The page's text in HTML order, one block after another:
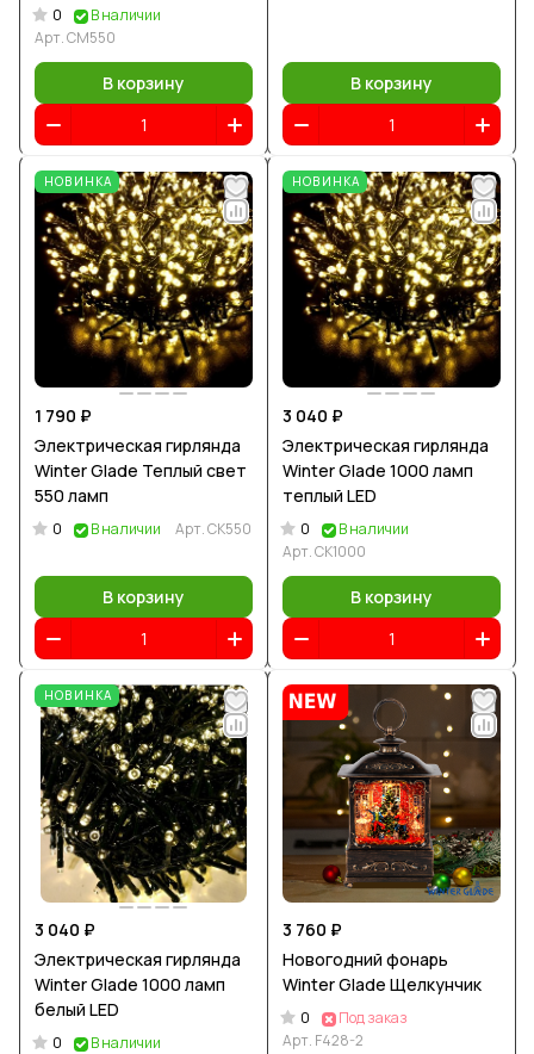
0
В наличии
Арт.CM550
В корзину В корзину
НОВИНКА
1 790 ₽
Электрическая гирлянда
Winter Glade Теплый свет
550 ламп
0 В наличии Арт.CK550
В корзину
НОВИНКА
3 040 ₽
Электрическая гирлянда
Winter Glade 1000 ламп
теплый LED
0
В наличии
Арт.CK1000
В корзину
НОВИНКА
3 040 ₽
Электрическая гирлянда
Winter Glade 1000 ламп
белый LED
0
В наличии
3 760 ₽
Новогодний фонарь
Winter Glade Щелкунчик
0
Под заказ
Арт. F428-2